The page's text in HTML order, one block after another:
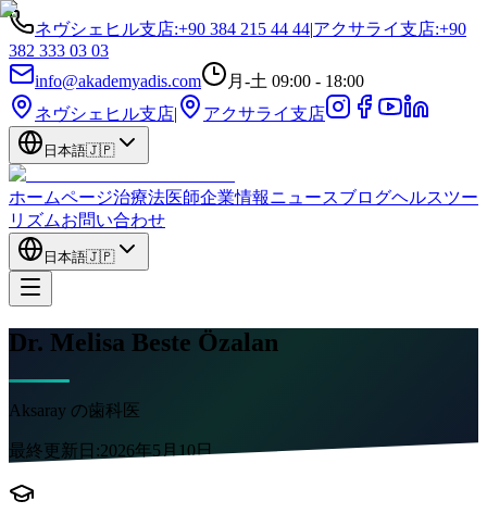
ネヴシェヒル支店:+90 384 215 44 44|アクサライ支店:+90
382 333 03 03
info@akademyadis.com
月-土 09:00 - 18:00
ネヴシェヒル支店| アクサライ支店
日本語🇯🇵
ホームページ治療法医師企業情報ニュースブログヘルスツー
リズムお問い合わせ
日本語🇯🇵
Dr. Melisa Beste Özalan
Aksaray の歯科医
最終更新日:2026年5月10日